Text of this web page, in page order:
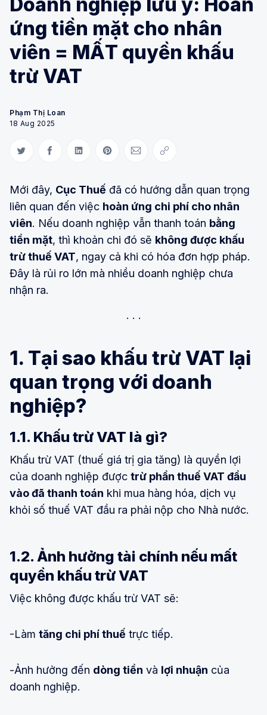
ứng tiền mặt cho nhân
viên = MẤT quyền khấu
trừ VAT
Phạm Thị Loan
18 Aug 2025
Share on Twitter
Share on Facebook
Share on LinkedIn
Share on Pinterest
Share via Email
Copy link
Mới đây, Cục Thuế đã có hướng dẫn quan trọng
liên quan đến việc hoàn ứng chi phí cho nhân
viên. Nếu doanh nghiệp vẫn thanh toán bằng
tiền mặt, thì khoản chi đó sẽ không được khấu
trừ thuế VAT, ngay cả khi có hóa đơn hợp pháp.
Đây là rủi ro lớn mà nhiều doanh nghiệp chưa
nhận ra.
1. Tại sao khấu trừ VAT lại
quan trọng với doanh
nghiệp?
1.1. Khấu trừ VAT là gì?
Khấu trừ VAT (thuế giá trị gia tăng) là quyền lợi
của doanh nghiệp được trừ phần thuế VAT đầu
vào đã thanh toán khi mua hàng hóa, dịch vụ
khỏi số thuế VAT đầu ra phải nộp cho Nhà nước.
1.2. Ảnh hưởng tài chính nếu mất
quyền khấu trừ VAT
Việc không được khấu trừ VAT sẽ:
-Làm tăng chi phí thuế trực tiếp.
-Ảnh hưởng đến dòng tiền và lợi nhuận của
doanh nghiệp.